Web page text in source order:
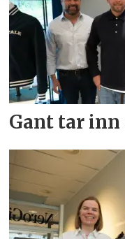
Gant tar inn